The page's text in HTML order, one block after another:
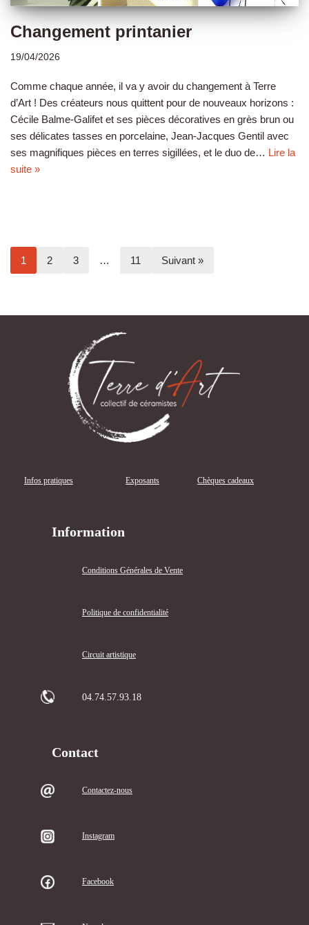
Changement printanier
19/04/2026
Comme chaque année, il va y avoir du changement à Terre
d’Art ! Des créateurs nous quittent pour de nouveaux horizons :
Cécile Balme-Galifet et ses pièces décoratives en grès brun ou
ses délicates tasses en porcelaine, Jean-Jacques Gentil avec
ses magnifiques pièces en terres sigillées, et le duo de… Lire la
suite »
1 2 3 … 11 Suivant »
Infos pratiques Exposants Chèques cadeaux
Information
Conditions Générales de Vente
Politique de confidentialité
Circuit artistique
04.74.57.93.18
Contact
Contactez-nous
Instagram
Facebook